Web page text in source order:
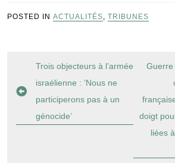
POSTED IN ACTUALITÉS, TRIBUNES
Navigation
de
l’article
Trois objecteurs à l’armée
israélienne : ‘Nous ne
participerons pas à un
génocide’
Guerre
doigt
liées